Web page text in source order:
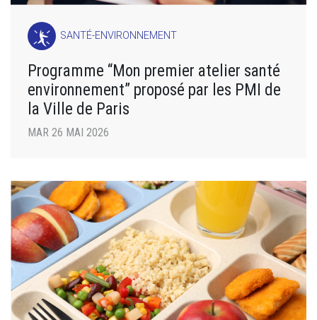
SANTÉ-ENVIRONNEMENT
Programme “Mon premier atelier santé
environnement” proposé par les PMI de
la Ville de Paris
MAR 26 MAI 2026